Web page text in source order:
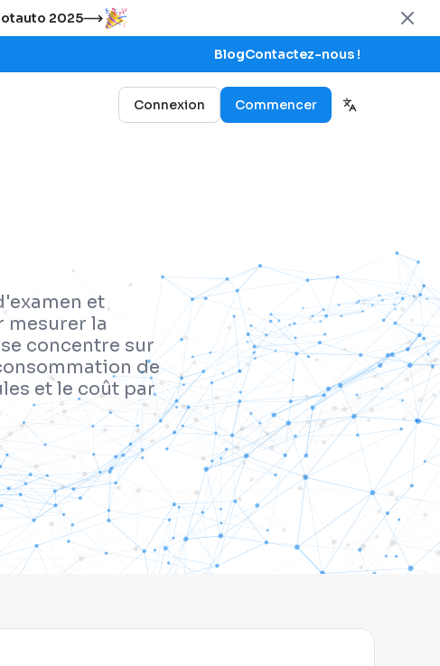
2025
BlogContactez-nous !
Connexion Commencer
et
la
concentre sur
de
et le coût par